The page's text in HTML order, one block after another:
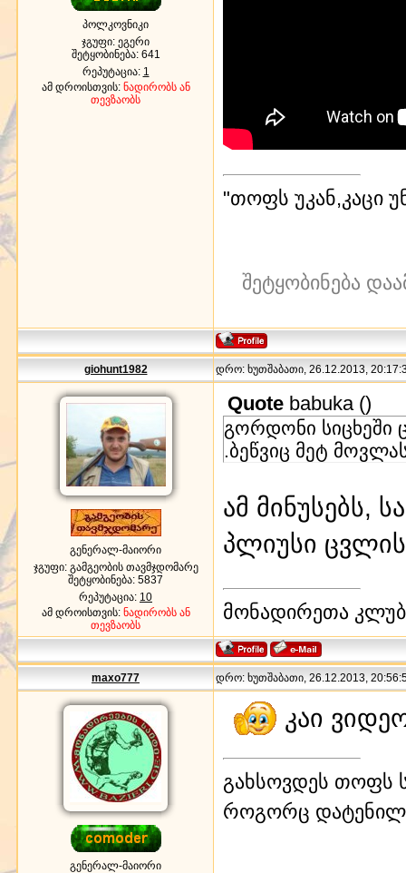
პოლკოვნიკი
ჯგუფი: ეგერი
შეტყობინება: 641
რეპუტაცია: 1
ამ დროისთვის: ნადირობს ან
თევზაობს
"თოფს უკან,კაცი
შეტყობინება
giohunt1982 დრო: ხუთშაბათი, 26.12.2013,
გენერალ-მაიორი
ჯგუფი: გამგეობის თავმჯდომარე
შეტყობინება: 5837
რეპუტაცია: 10
ამ დროისთვის: ნადირობს ან
თევზაობს
Quote babuka ()
გორდონი სიცხეში
.ბეწვიც მეტ
ამ მინუსებს,
პლიუსი
მონადირეთა
maxo777 დრო: ხუთშაბათი, 26.12.2013,
გენერალ-მაიორი
კაი
გახსოვდეს თოფს
როგორც